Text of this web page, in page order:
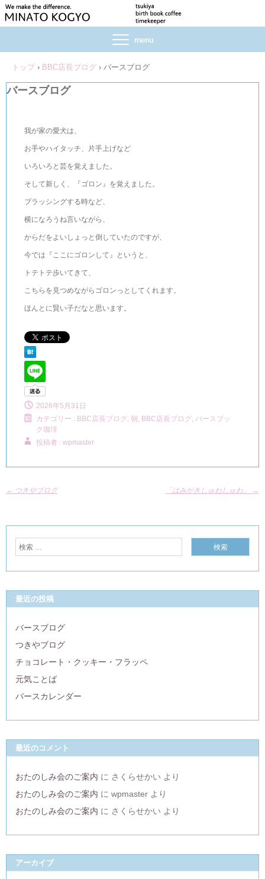
トップ › BBC店長ブログ › バースブログ
バースブログ
我が家の愛犬は、
お手やハイタッチ、片手上げなど
いろいろと芸を覚えました。
そして新しく、『ゴロン』を覚えました。
ブラッシングする時など、
横になろうね言いながら、
からだをよいしょっと倒していたのですが、
今では『ここにゴロンして』というと、
トテトテ歩いてきて、
こちらを見つめながらゴロンっとしてくれます。
ほんとに賢い子だなと思います。
2026年5月31日
カテゴリー : BBC店長ブログ, 朝, BBC店長ブログ, バースブッ
ク珈琲
投稿者 : wpmaster
← つきやブログ 「はみがきしゅわしゅわ」 →
最近の投稿
バースブログ
つきやブログ
チョコレート・クッキー・フラッペ
元気ことば
バースカレンダー
最近のコメント
おたのしみ会のご案内 に さくらせかい より
おたのしみ会のご案内 に wpmaster より
おたのしみ会のご案内 に さくらせかい より
アーカイブ